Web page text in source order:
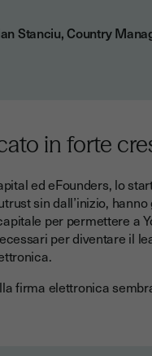
Stanciu, Country
in forte
ed eFounders, lo
sin dall’inizio,
per permettere a
per diventare il
firma elettronica